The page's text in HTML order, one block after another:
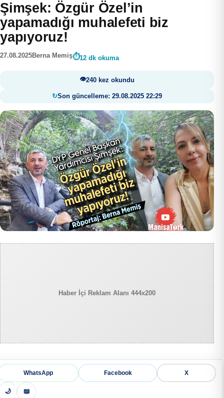
Şimşek: Özgür Özel’in
yapamadığı muhalefeti biz
yapıyoruz!
27.08.2025Berna Memiş 12 dk okuma
240 kez okundu
Son güncelleme: 29.08.2025 22:29
Haber İçi Reklam Alanı 444x200
WhatsApp Facebook X
🌙 📖